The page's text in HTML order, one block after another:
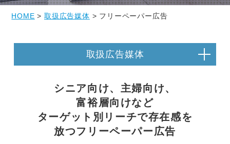
HOME >取扱広告媒体 > フリーペーパー広告
取扱広告媒体
シニア向け、主婦向け、
富裕層向けなど
ターゲット別リーチで存在感を
放つフリーペーパー広告